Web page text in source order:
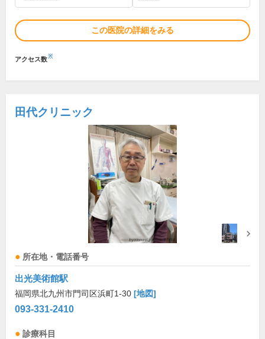
この医院の詳細をみる
アクセス数※
田代クリニック
所在地・電話番号
出光美術館駅
福岡県北九州市門司区浜町1-30 [地図]
093-331-2410
診療科目